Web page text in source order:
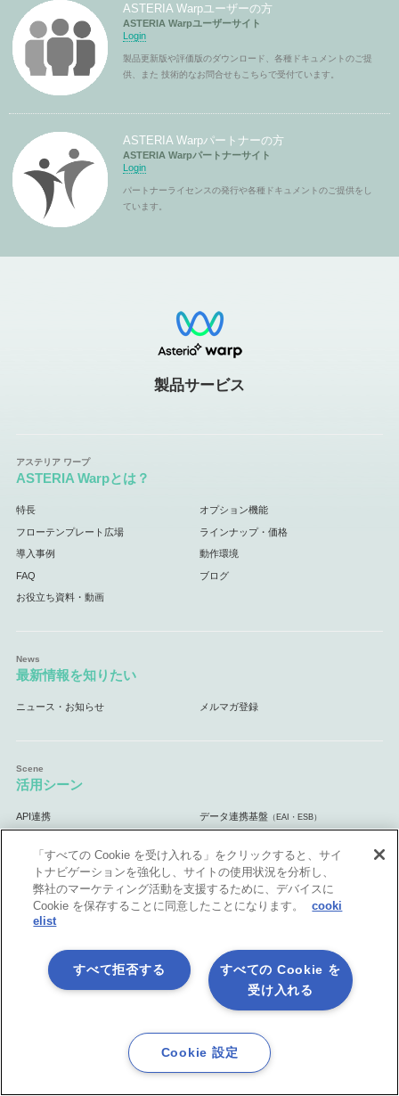
ASTERIA Warpユーザーの方
ASTERIA Warpユーザーサイト
Login
製品更新版や評価版のダウンロード、各種ドキュメントのご提
供、また 技術的なお問合せもこちらで受付ています。
ASTERIA Warpパートナーの方
ASTERIA Warpパートナーサイト
Login
パートナーライセンスの発行や各種ドキュメントのご提供をし
ています。
製品サービス
ASTERIA Warpとは？
特長 オプション機能
フローテンプレート広場 ラインナップ・価格
導入事例 動作環境
FAQ ブログ
お役立ち資料・動画
最新情報を知りたい
ニュース・お知らせ メルマガ登録
活用シーン
API連携 データ連携基盤 （EAI・ESB）
業務自動化（RPA） クラウド連携基盤
ノーコード開発＆内製化 Excel業務を自動処理
マーケティング業務を自動化 自治体・官公庁向け
体験してみよう
手ぶら de 体験 5日間（クラウド版）
（オンプレミス ASTERIA Warp体験セミナー
ASTERIA Warp Core体験セミナー 書籍プレゼント キャンペーン
「すべての Cookie を受け入れる」をクリックすると、サイ
トナビゲーションを強化し、サイトの使用状況を分析し、
弊社のマーケティング活動を支援するために、デバイスに
Cookie を保存することに同意したことになります。
cooki
elist
すべての Cookie を
受け入れる
すべて拒否する
Cookie 設定